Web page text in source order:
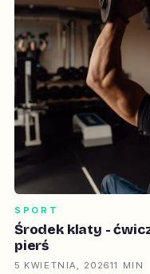
SPORT
Środek klaty -
pierś
5 KWIETNIA, 202611 MIN